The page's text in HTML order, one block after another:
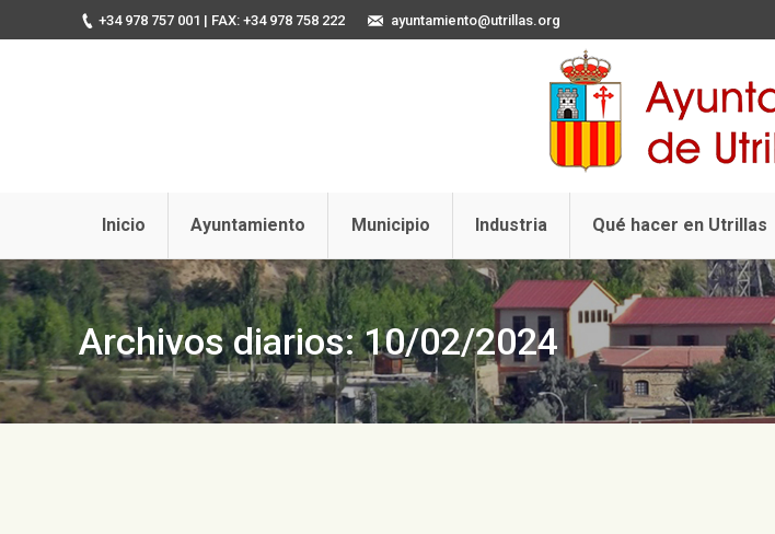
+34 978 757 001 | FAX: +34 978 758 222 ayuntamiento@utrillas.org
Inicio Ayuntamiento Municipio Industria Qué hacer en Utrillas
Archivos diarios:10/02/2024